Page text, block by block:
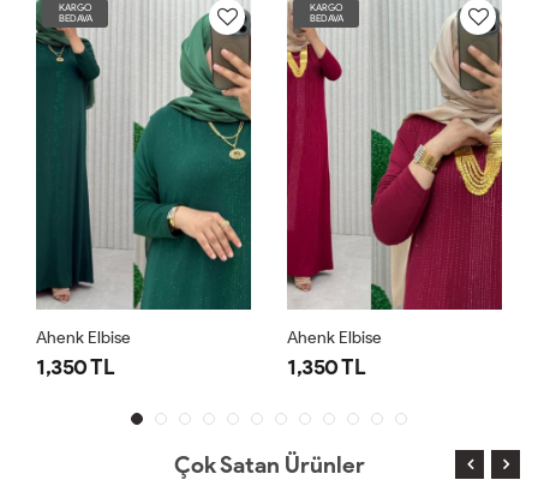
KARGO
BEDAVA
Ahenk Elbise
1,350 TL
KARGO
BEDAVA
Ahenk Elbise
1,350 TL
Çok Satan Ürünler